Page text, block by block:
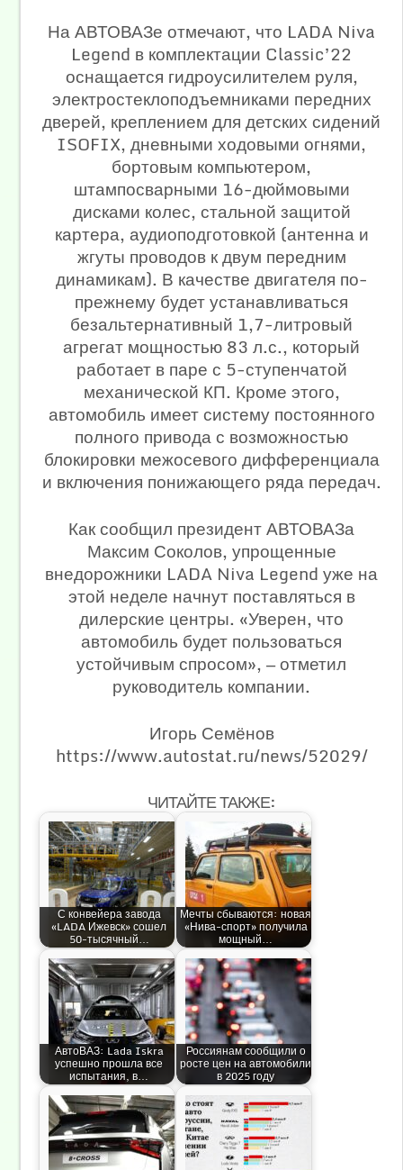
На АВТОВАЗе отмечают, что LADA Niva
Legend в комплектации Classic’22
оснащается гидроусилителем руля,
электростеклоподъемниками передних
дверей, креплением для детских сидений
ISOFIX, дневными ходовыми огнями,
бортовым компьютером,
штампосварными 16-дюймовыми
дисками колес, стальной защитой
картера, аудиоподготовкой (антенна и
жгуты проводов к двум передним
динамикам). В качестве двигателя по-
прежнему будет устанавливаться
безальтернативный 1,7-литровый
агрегат мощностью 83 л.с., который
работает в паре с 5-ступенчатой
механической КП. Кроме этого,
автомобиль имеет систему постоянного
полного привода с возможностью
блокировки межосевого дифференциала
и включения понижающего ряда передач.
Как сообщил президент АВТОВАЗа
Максим Соколов, упрощенные
внедорожники LADA Niva Legend уже на
этой неделе начнут поставляться в
дилерские центры. «Уверен, что
автомобиль будет пользоваться
устойчивым спросом», — отметил
руководитель компании.
Игорь Семёнов
https://www.autostat.ru/news/52029/
ЧИТАЙТЕ ТАКЖЕ:
С конвейера завода
«LADA Ижевск» сошел
50-тысячный…
Мечты сбываются: новая
«Нива-спорт» получила
мощный…
АвтоВАЗ: Lada Iskra
успешно прошла все
испытания, в…
Россиянам сообщили о
росте цен на автомобили
в 2025 году